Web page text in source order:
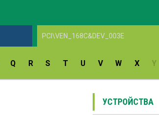
Q R S T U V W X Y
УСТРОЙСТВА